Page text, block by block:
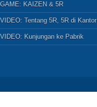
GAME: KAIZEN & 5R
VIDEO: Tentang 5R, 5R di Kantor
VIDEO: Kunjungan ke Pabrik